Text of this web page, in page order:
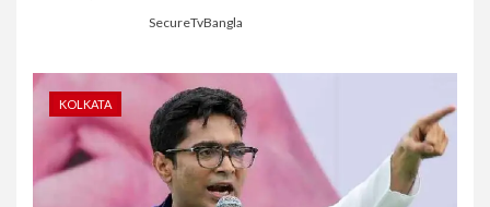
SecureTvBangla
KOLKATA